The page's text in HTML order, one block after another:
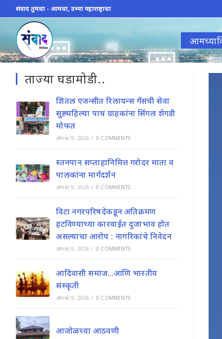
to
content
संवाद तुमचा - आमचा, उभ्या महाराष्ट्राचा
ताज्या घडामोडी..
शितल एजन्सीत रिलायन्स गॅसची सेवा
सुरू; पहिल्या पाच ग्राहकांना सिंगल शेगडी
मोफत
ऑगस्ट 9, 2026 / 0 COMMENTS
स्तनपान सप्ताहानिमित्त गरोदर माता व
पालकांना मार्गदर्शन
ऑगस्ट 9, 2026 / 0 COMMENTS
विटा नगरपरिषदेकडून अतिक्रमण
हटविण्याच्या कारवाईत दुजाभाव होत
असल्याचा आरोप : नागरिकांचे निवेदन
ऑगस्ट 9, 2026 / 0 COMMENTS
आदिवासी समाज…आणि भारतीय
संस्कृती
ऑगस्ट 9, 2026 / 0 COMMENTS
आजोळच्या आठवणी